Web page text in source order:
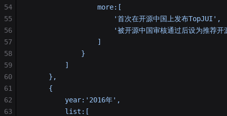
                 more:[
                     '首次在开源中国上发布TopJUI',
'被开源中国审核通过后设为推荐开
                 ]
             }
         ]
     },
     {
         year:'2016年',
         list:[
54
55
56
57
58
59
60
61
62
63